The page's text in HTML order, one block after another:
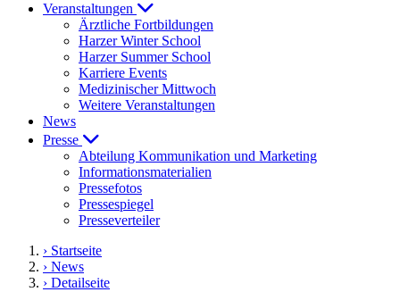
Veranstaltungen
Ärztliche Fortbildungen
Harzer Winter School
Harzer Summer School
Karriere Events
Medizinischer Mittwoch
Weitere Veranstaltungen
News
Presse
Abteilung Kommunikation und Marketing
Informationsmaterialien
Pressefotos
Pressespiegel
Presseverteiler
› Startseite
› News
› Detailseite